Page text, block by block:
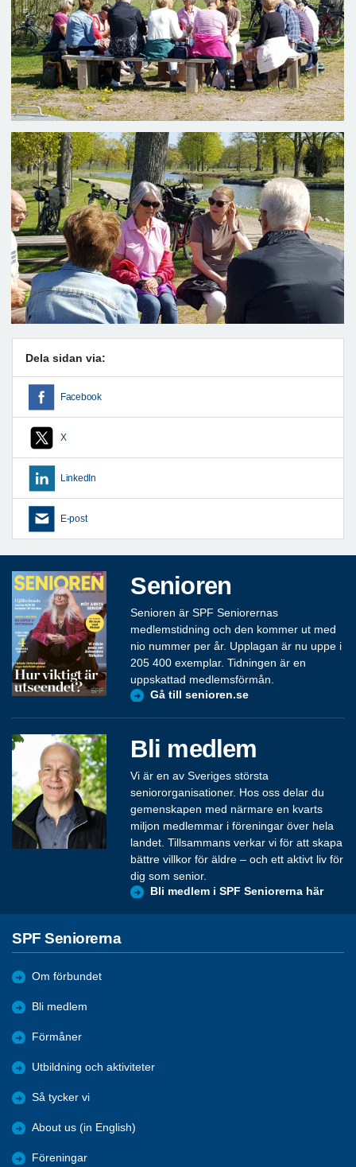
Dela sidan via:
Facebook
X
LinkedIn
E-post
Senioren
Senioren är SPF Seniorernas
medlemstidning och den kommer ut med
nio nummer per år. Upplagan är nu uppe i
205 400 exemplar. Tidningen är en
uppskattad medlemsförmån.
Gå till senioren.se
Bli medlem
Vi är en av Sveriges största
seniororganisationer. Hos oss delar du
gemenskapen med närmare en kvarts
miljon medlemmar i föreningar över hela
landet. Tillsammans verkar vi för att skapa
bättre villkor för äldre – och ett aktivt liv för
dig som senior.
Bli medlem i SPF Seniorerna här
SPF Seniorerna
Om förbundet
Bli medlem
Förmåner
Utbildning och aktiviteter
Så tycker vi
About us (in English)
Föreningar